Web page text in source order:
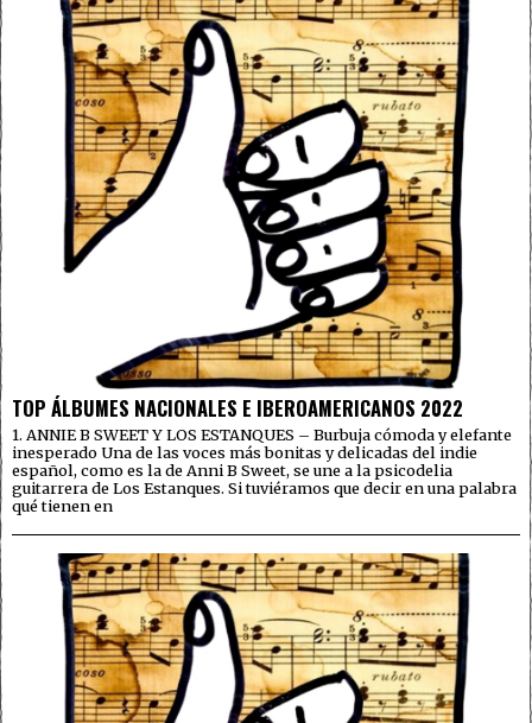
TOP ÁLBUMES NACIONALES E IBEROAMERICANOS 2022
1. ANNIE B SWEET Y LOS ESTANQUES – Burbuja cómoda y elefante
inesperado Una de las voces más bonitas y delicadas del indie
español, como es la de Anni B Sweet, se une a la psicodelia
guitarrera de Los Estanques. Si tuviéramos que decir en una palabra
qué tienen en